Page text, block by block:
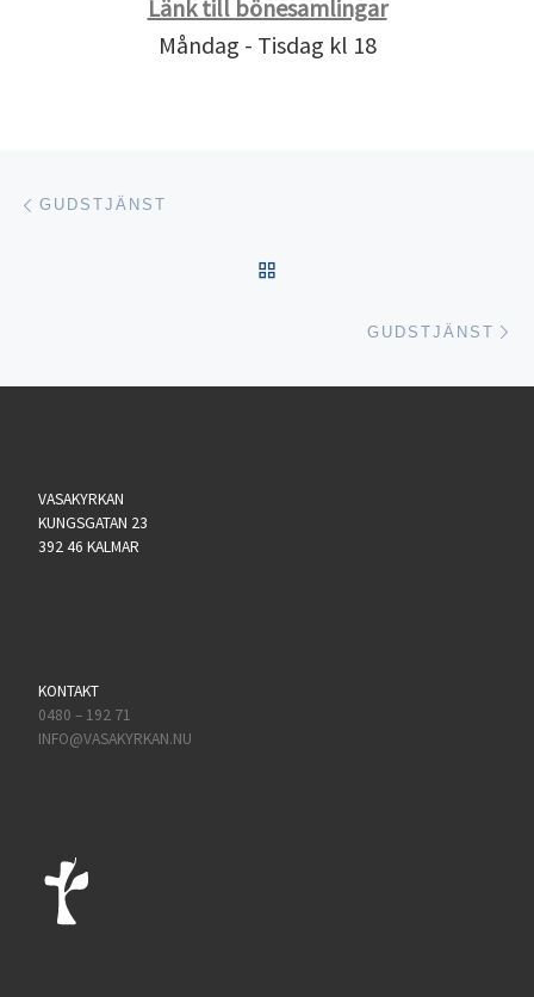
Länk till bönesamlingar
Måndag - Tisdag kl 18
Inläggsnavigering
GUDSTJÄNST
GUDSTJÄNST
VASAKYRKAN
KUNGSGATAN 23
392 46 KALMAR
KONTAKT
0480 – 192 71
INFO@VASAKYRKAN.NU